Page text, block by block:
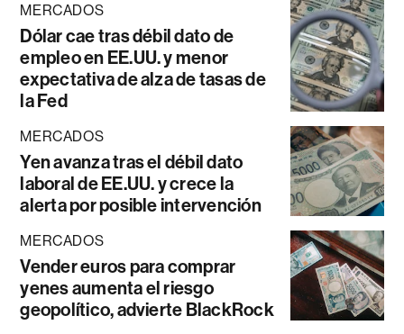
MERCADOS
Dólar cae tras débil dato de
empleo en EE.UU. y menor
expectativa de alza de tasas de
la Fed
MERCADOS
Yen avanza tras el débil dato
laboral de EE.UU. y crece la
alerta por posible intervención
MERCADOS
Vender euros para comprar
yenes aumenta el riesgo
geopolítico, advierte BlackRock